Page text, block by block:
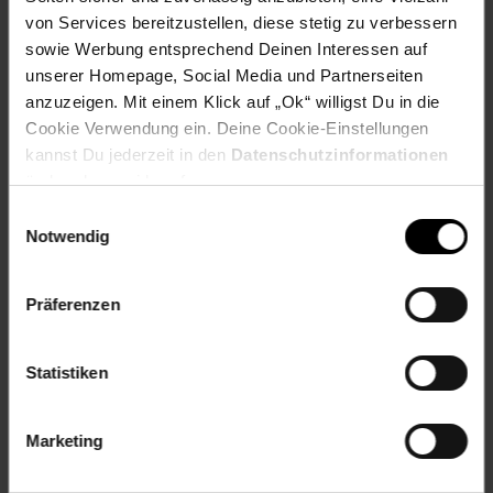
von Services bereitzustellen, diese stetig zu verbessern
sowie Werbung entsprechend Deinen Interessen auf
unserer Homepage, Social Media und Partnerseiten
anzuzeigen. Mit einem Klick auf „Ok“ willigst Du in die
Cookie Verwendung ein. Deine Cookie-Einstellungen
kannst Du jederzeit in den Datenschutzinformationen
ändern bzw. widerrufen.
Notwendig
Präferenzen
Statistiken
Marketing
Elektroprodukt: Nein
OEM Artikelnummer: PFA303
OEM Hersteller: Philips, Ricoh
Artikelnummer: 1649830000
EAN: 7640108777041
Artikel gehört zur Kategorie:
Druckerpatronen
Versandinformationen
Herstellerinformationen